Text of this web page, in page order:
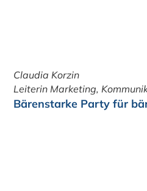
Claudia Korzin
Leiterin Marketing,
Bärenstarke Party für